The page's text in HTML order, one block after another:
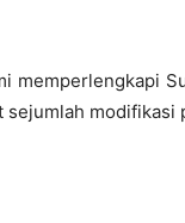
memperlengkapi